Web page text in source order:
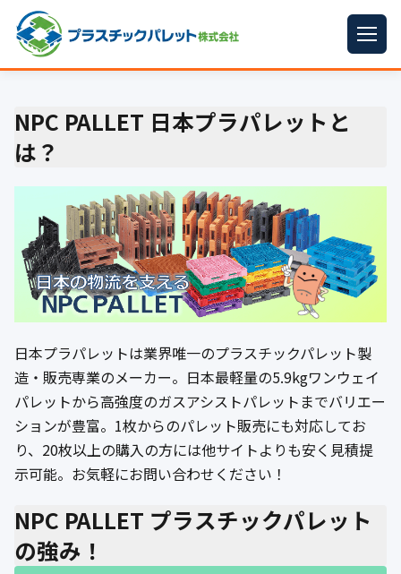
パレットサイズ
プラパレット
コンテナ
中古パレット
再生原料 ▼
イラン情勢まとめ ▼
公式ブログ
会社案内
🇺🇸🇰🇷🇹🇼🇻🇳
NPC PALLET 日本プラパレットと
は？
日本プラパレットは業界唯一のプラスチックパレット製
造・販売専業のメーカー。日本最軽量の5.9kgワンウェイ
パレットから高強度のガスアシストパレットまでバリエー
ションが豊富。1枚からのパレット販売にも対応してお
り、20枚以上の購入の方には他サイトよりも安く見積提
示可能。お気軽にお問い合わせください！
NPC PALLET プラスチックパレット
の強み！